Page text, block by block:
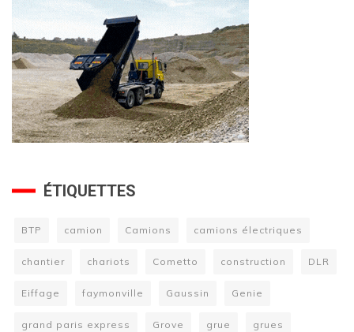
ÉTIQUETTES
BTP camion Camions camions électriques
chantier chariots Cometto construction DLR
Eiffage faymonville Gaussin Genie
grand paris express Grove grue grues